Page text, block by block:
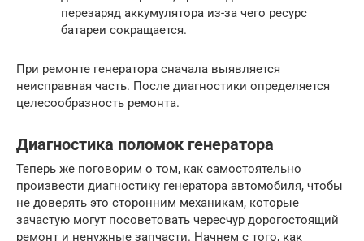
перезаряд аккумулятора из-за чего ресурс
батареи сокращается.
При ремонте генератора сначала выявляется
неисправная часть. После диагностики определяется
целесообразность ремонта.
Диагностика поломок генератора
Теперь же поговорим о том, как самостоятельно
произвести диагностику генератора автомобиля, чтобы
не доверять это сторонним механикам, которые
зачастую могут посоветовать чересчур дорогостоящий
ремонт и ненужные запчасти. Начнем с того, как